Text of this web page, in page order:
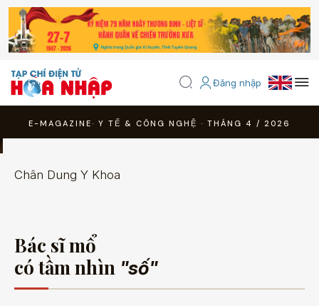
Đăng nhập
E-MAGAZINE· Y TẾ & CÔNG NGHỆ · THÁNG 4 / 2026
Chân Dung Y Khoa
Bác sĩ mổ
có tầm nhìn "số"